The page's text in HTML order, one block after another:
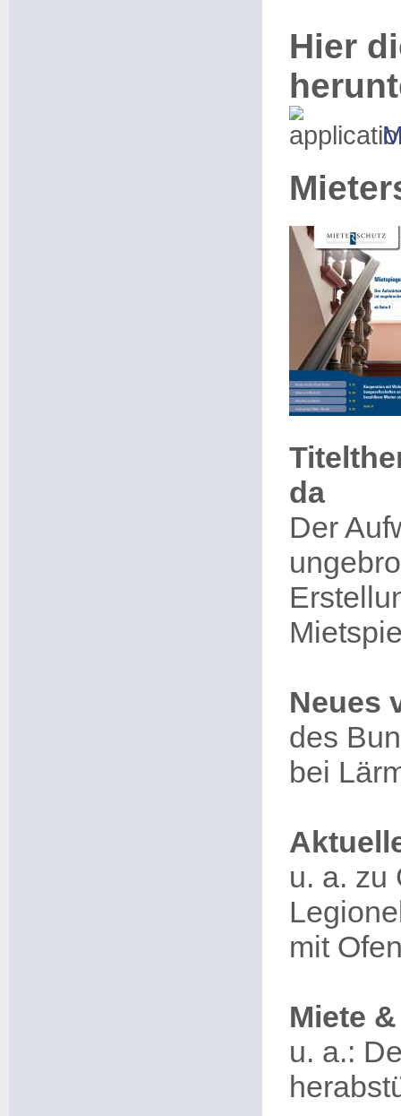
Hier
da
Der
Neues
des
bei
u. a. zu
mit
Miete
u. a.: